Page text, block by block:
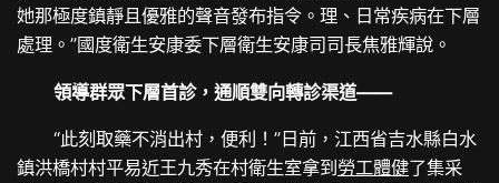
她那極度鎮靜且優雅的聲音發布指令。理、日常疾病在下層
處理。”國度衛生安康委下層衛生安康司司長焦雅輝說。
領導群眾下層首診，通順雙向轉診渠道——
“此刻取藥不消出村，便利！”日前，江西省吉水縣白水
鎮洪橋村村平易近王九秀在村衛生室拿到勞工體健了集采